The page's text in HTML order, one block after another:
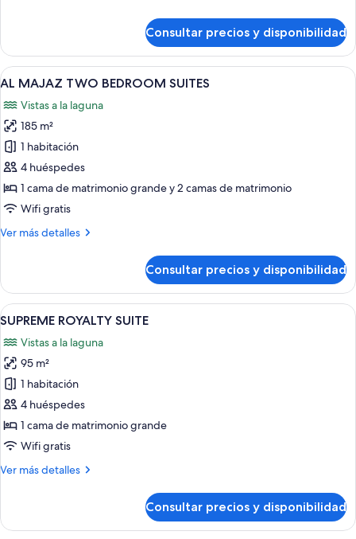
VIEW
SUITE
w/
BALCONY
&
POOL
VIEW
Consultar precios y disponibilidad
Abrir
todas
las
fotos
de
AL
MAJAZ
TWO
BEDROOM
SUITES
Una habitación de hotel moderna
13
AL MAJAZ TWO BEDROOM SUITES
Vistas a la laguna
185 m²
1 habitación
4 huéspedes
1 cama de matrimonio grande y 2 camas de matrimonio
Wifi gratis
Ver más detalles
Más
MAJAZ
TWO
BEDROOM
Consultar precios y disponibilidad
Abrir
todas
las
fotos
de
SUPREME
ROYALTY
SUITE
Habitación de hotel con cama,
12
SUPREME ROYALTY SUITE
Vistas a la laguna
95 m²
1 habitación
4 huéspedes
1 cama de matrimonio grande
Wifi gratis
Ver más detalles
Más
ROYALTY
Consultar precios y disponibilidad